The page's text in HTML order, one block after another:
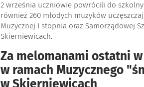
2 września uczniowie powrócili do
również 260 młodych muzyków
Muzycznej I stopnia oraz Samorządowej
Skierniewicach.
Za melomanami ostatni
w ramach Muzycznego
w Skierniewicach